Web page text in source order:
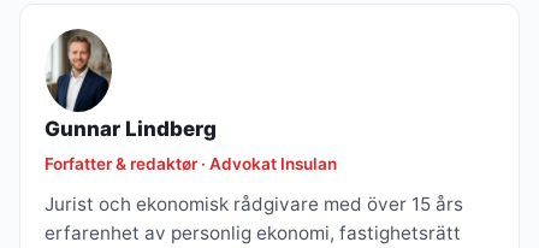
Gunnar Lindberg
Forfatter & redaktør · Advokat Insulan
Jurist och ekonomisk rådgivare med över 15 års
erfarenhet av personlig ekonomi, fastighetsrätt